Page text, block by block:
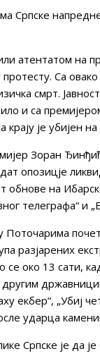
Српске
атентатом на
Са
смрт.
и са
је убијен
Зоран
опозицје
обнове на
телеграфа“ и
Поточарима
разјарених
око 13 сати,
екбер“, „Убиј
ударца
Српске је да